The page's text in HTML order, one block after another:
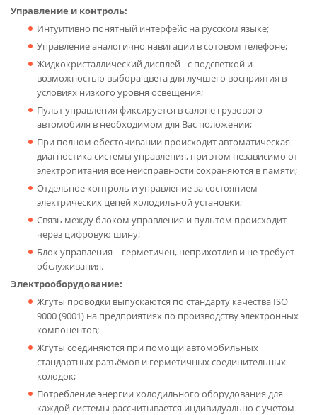
Управление и контроль:
Интуитивно понятный интерфейс на русском языке;
Управление аналогично навигации в сотовом телефоне;
Жидкокристаллический дисплей - с подсветкой и
возможностью выбора цвета для лучшего восприятия в
условиях низкого уровня освещения;
Пульт управления фиксируется в салоне грузового
автомобиля в необходимом для Вас положении;
При полном обесточивании происходит автоматическая
диагностика системы управления, при этом независимо от
электропитания все неисправности сохраняются в памяти;
Отдельное контроль и управление за состоянием
электрических цепей холодильной установки;
Связь между блоком управления и пультом происходит
через цифровую шину;
Блок управления – герметичен, неприхотлив и не требует
обслуживания.
Электрооборудование:
Жгуты проводки выпускаются по стандарту качества ISO
9000 (9001) на предприятиях по производству электронных
компонентов;
Жгуты соединяются при помощи автомобильных
стандартных разъёмов и герметичных соединительных
колодок;
Потребление энергии холодильного оборудования для
каждой системы рассчитывается индивидуально с учетом